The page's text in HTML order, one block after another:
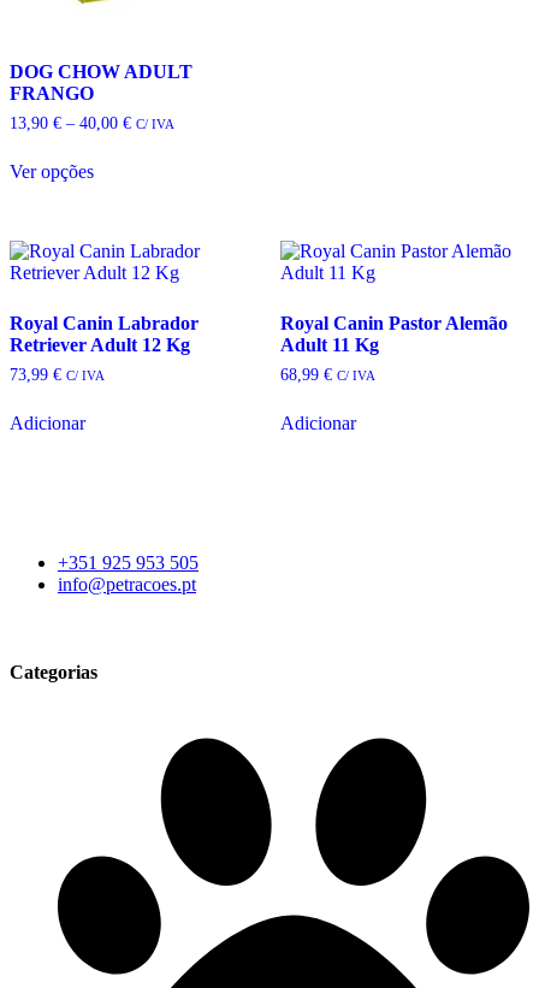
DOG CHOW ADULT
FRANGO
13,90 € – 40,00 €Price
C/ IVA
Ver opções
multiple
variants.
options
may
be
chosen
the
Royal Canin Labrador
Retriever Adult 12 Kg
73,99 € C/ IVA
Adicionar
Royal Canin Pastor Alemão
Adult 11 Kg
68,99 € C/ IVA
Adicionar
+351 925 953 505
info@petracoes.pt
Categorias